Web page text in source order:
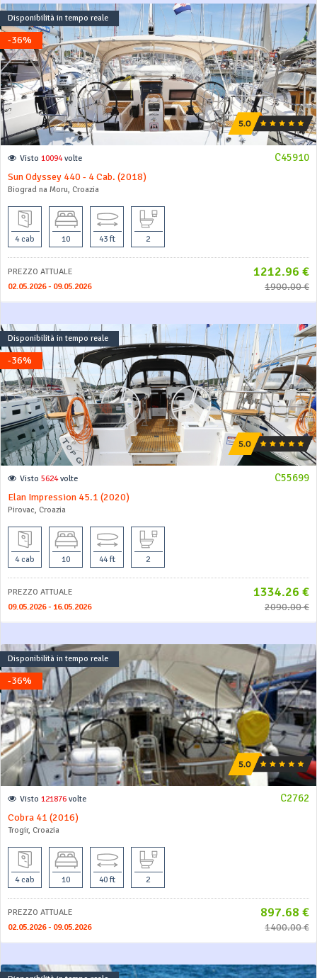
-36%
Disponibilità in tempo reale
C45910
Visto 10094volte
Sun Odyssey 440 - 4 Cab. (2018)
Biograd na Moru, Croazia
4 cab 10 43 ft 2
PREZZO ATTUALE 1212.96 €
02.05.2026 - 09.05.2026 1900.00 €
-36%
Disponibilità in tempo reale
C55699
Visto 5624volte
Elan Impression 45.1 (2020)
Pirovac, Croazia
4 cab 10 44 ft 2
PREZZO ATTUALE 1334.26 €
09.05.2026 - 16.05.2026 2090.00 €
-36%
Disponibilità in tempo reale
C2762
Visto 121876 volte
Cobra 41 (2016)
Trogir, Croazia
4 cab 10 40 ft 2
PREZZO ATTUALE 897.68 €
02.05.2026 - 09.05.2026 1400.00 €